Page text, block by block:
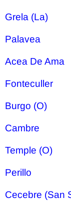
Grela (La)
Palavea
Acea De Ama
Fonteculler
Burgo (O)
Cambre
Temple (O)
Perillo
Cecebre (San